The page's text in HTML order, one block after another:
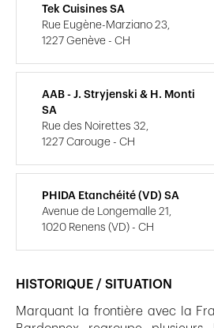
HISTORIQUE / SITUATION
Marquant la frontière avec la
Tek Cuisines SA
Rue Eugène-Marziano 23,
1227 Genève - CH
AAB - J. Stryjenski & H. Monti
SA
Rue des Noirettes 32,
1227 Carouge - CH
PHIDA Etanchéité (VD) SA
Avenue de Longemalle 21,
1020 Renens (VD) - CH